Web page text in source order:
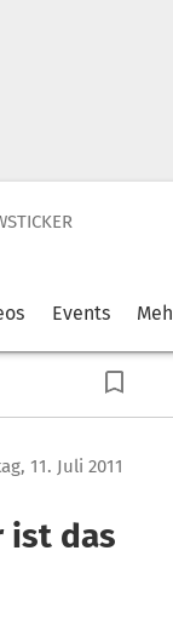
Events
11. Juli 2011
ist das